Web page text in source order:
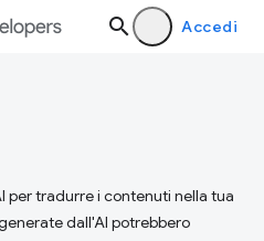
Accedi
per tradurre i contenuti nella tua
dall'AI potrebbero